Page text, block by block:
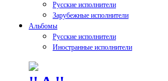
Русские исполнители
Зарубежные исполнители
Альбомы
Русские исполнители
Иностранные исполнители